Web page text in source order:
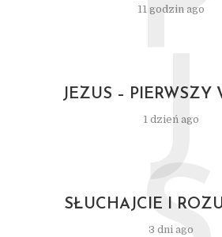
11 godzin ago
JEZUS – PIERWSZY
1 dzień ago
J
SŁUCHAJCIE I
3 dni ago